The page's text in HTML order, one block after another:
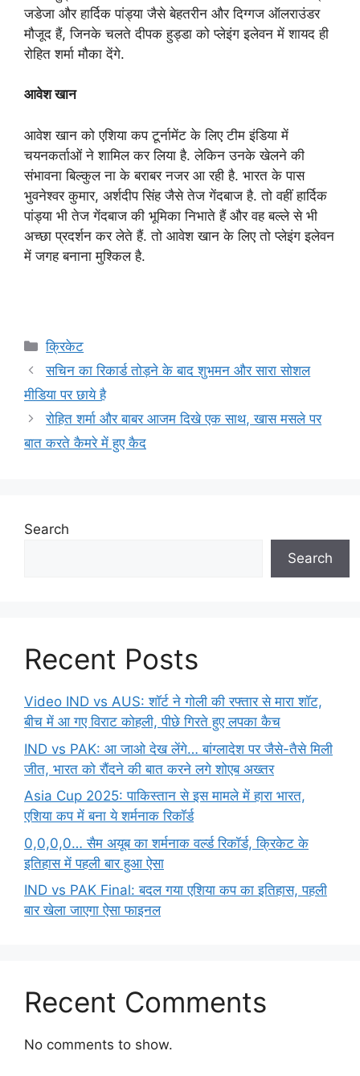
जडेजा और हार्दिक पांड्या जैसे बेहतरीन और दिग्गज ऑलराउंडर
मौजूद हैं, जिनके चलते दीपक हुड्डा को प्लेइंग इलेवन में शायद ही
रोहित शर्मा मौका देंगे.
आवेश खान
आवेश खान को एशिया कप टूर्नामेंट के लिए टीम इंडिया में
चयनकर्ताओं ने शामिल कर लिया है. लेकिन उनके खेलने की
संभावना बिल्कुल ना के बराबर नजर आ रही है. भारत के पास
भुवनेश्वर कुमार, अर्शदीप सिंह जैसे तेज गेंदबाज है. तो वहीं हार्दिक
पांड्या भी तेज गेंदबाज की भूमिका निभाते हैं और वह बल्ले से भी
अच्छा प्रदर्शन कर लेते हैं. तो आवेश खान के लिए तो प्लेइंग इलेवन
में जगह बनाना मुश्किल है.
Categories
क्रिकेट
सचिन का रिकार्ड तोड़ने के बाद शुभमन और सारा सोशल
मीडिया पर छाये है
रोहित शर्मा और बाबर आजम दिखे एक साथ, खास मसले पर
बात करते कैमरे में हुए कैद
Search
Search
Recent Posts
Video IND vs AUS: शॉर्ट ने गोली की रफ्तार से मारा शॉट,
बीच में आ गए विराट कोहली, पीछे गिरते हुए लपका कैच
IND vs PAK: आ जाओ देख लेंगे… बांग्लादेश पर जैसे-तैसे मिली
जीत, भारत को रौंदने की बात करने लगे शोएब अख्तर
Asia Cup 2025: पाकिस्तान से इस मामले में हारा भारत,
एशिया कप में बना ये शर्मनाक रिकॉर्ड
0,0,0,0… सैम अयूब का शर्मनाक वर्ल्ड रिकॉर्ड, क्रिकेट के
इतिहास में पहली बार हुआ ऐसा
IND vs PAK Final: बदल गया एशिया कप का इतिहास, पहली
बार खेला जाएगा ऐसा फाइनल
Recent Comments
No comments to show.